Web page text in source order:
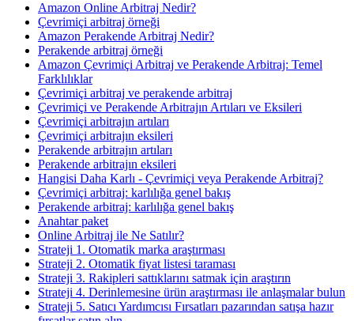
Amazon Online Arbitraj Nedir?
Çevrimiçi arbitraj örneği
Amazon Perakende Arbitraj Nedir?
Perakende arbitraj örneği
Amazon Çevrimiçi Arbitraj ve Perakende Arbitraj: Temel
Farklılıklar
Çevrimiçi arbitraj ve perakende arbitraj
Çevrimiçi ve Perakende Arbitrajın Artıları ve Eksileri
Çevrimiçi arbitrajın artıları
Çevrimiçi arbitrajın eksileri
Perakende arbitrajın artıları
Perakende arbitrajın eksileri
Hangisi Daha Karlı - Çevrimiçi veya Perakende Arbitraj?
Çevrimiçi arbitraj: karlılığa genel bakış
Perakende arbitraj: karlılığa genel bakış
Anahtar paket
Online Arbitraj ile Ne Satılır?
Strateji 1. Otomatik marka araştırması
Strateji 2. Otomatik fiyat listesi taraması
Strateji 3. Rakipleri sattıklarını satmak için araştırın
Strateji 4. Derinlemesine ürün araştırması ile anlaşmalar bulun
Strateji 5. Satıcı Yardımcısı Fırsatları pazarından satışa hazır